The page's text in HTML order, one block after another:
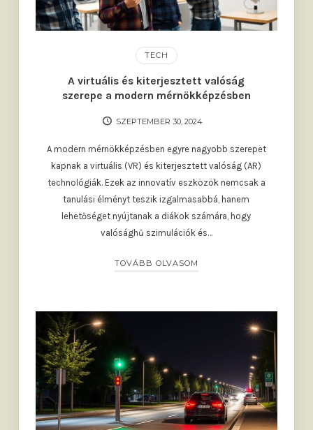
TECH
A virtuális és kiterjesztett valóság
szerepe a modern mérnökképzésben
SZEPTEMBER 30, 2024
A modern mérnökképzésben egyre nagyobb szerepet
kapnak a virtuális (VR) és kiterjesztett valóság (AR)
technológiák. Ezek az innovatív eszközök nemcsak a
tanulási élményt teszik izgalmasabbá, hanem
lehetőséget nyújtanak a diákok számára, hogy
valósághű szimulációk és…
TOVÁBB OLVASOM